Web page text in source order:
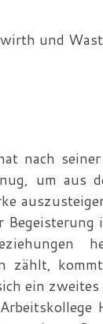
und
nach
um aus
zählt,
ein